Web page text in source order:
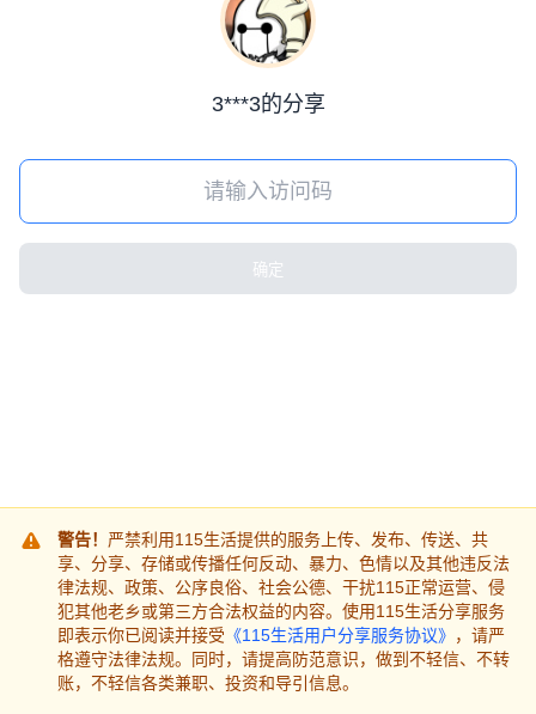
3***3的分享
确定
警告！ 严禁利用115生活提供的服务上传、发布、传送、共
享、分享、存储或传播任何反动、暴力、色情以及其他违反法
律法规、政策、公序良俗、社会公德、干扰115正常运营、侵
犯其他老乡或第三方合法权益的内容。使用115生活分享服务
即表示你已阅读并接受 《115生活用户分享服务协议》 ，请严
格遵守法律法规。同时，请提高防范意识，做到不轻信、不转
账，不轻信各类兼职、投资和导引信息。